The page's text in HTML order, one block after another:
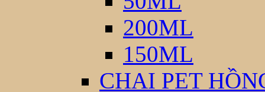
200ML
150ML
CHAI PET